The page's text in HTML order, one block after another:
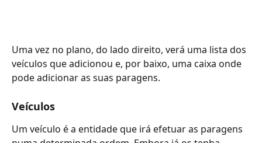
Uma vez no plano, do lado direito, verá uma lista dos
veículos que adicionou e, por baixo, uma caixa onde
pode adicionar as suas paragens.
Veículos
Um veículo é a entidade que irá efetuar as paragens